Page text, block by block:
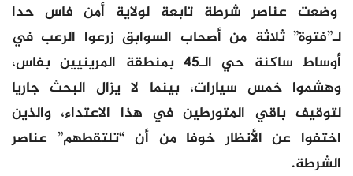
وضعت عناصر شرطة تابعة لولاية أمن فاس حدا
لـ”فتوة” ثلاثة من أصحاب السوابق زرعوا الرعب في
أوساط ساكنة حي الـ45 بمنطقة المرينيين بفاس،
وهشموا خمس سيارات، بينما لا يزال البحث جاريا
لتوقيف باقي المتورطين في هذا الاعتداء، والذين
اختفوا عن الأنظار خوفا من أن “تلتقطهم” عناصر
الشرطة.